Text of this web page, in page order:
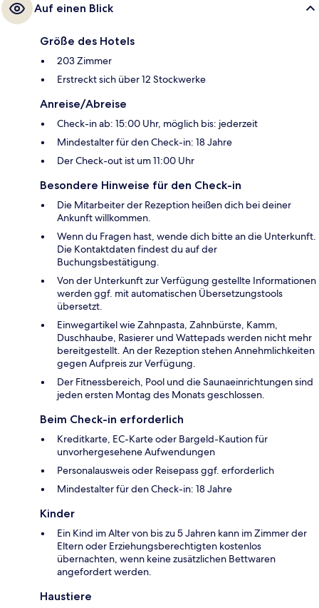
Auf einen Blick
Größe des Hotels
203 Zimmer
Erstreckt sich über 12 Stockwerke
Anreise/Abreise
Check-in ab: 15:00 Uhr, möglich bis: jederzeit
Mindestalter für den Check-in: 18 Jahre
Der Check-out ist um 11:00 Uhr
Besondere Hinweise für den Check-in
Die Mitarbeiter der Rezeption heißen dich bei deiner
Ankunft willkommen.
Wenn du Fragen hast, wende dich bitte an die Unterkunft.
Die Kontaktdaten findest du auf der
Buchungsbestätigung.
Von der Unterkunft zur Verfügung gestellte Informationen
werden ggf. mit automatischen Übersetzungstools
übersetzt.
Einwegartikel wie Zahnpasta, Zahnbürste, Kamm,
Duschhaube, Rasierer und Wattepads werden nicht mehr
bereitgestellt. An der Rezeption stehen Annehmlichkeiten
gegen Aufpreis zur Verfügung.
Der Fitnessbereich, Pool und die Saunaeinrichtungen sind
jeden ersten Montag des Monats geschlossen.
Beim Check-in erforderlich
Kreditkarte, EC-Karte oder Bargeld-Kaution für
unvorhergesehene Aufwendungen
Personalausweis oder Reisepass ggf. erforderlich
Mindestalter für den Check-in: 18 Jahre
Kinder
Ein Kind im Alter von bis zu 5 Jahren kann im Zimmer der
Eltern oder Erziehungsberechtigten kostenlos
übernachten, wenn keine zusätzlichen Bettwaren
angefordert werden.
Haustiere